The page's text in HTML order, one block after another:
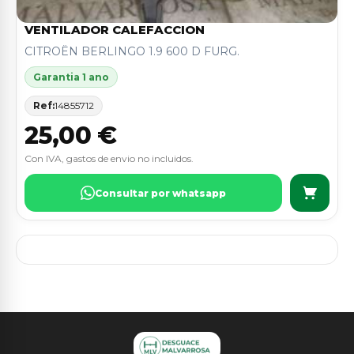
VENTILADOR CALEFACCION
CITROËN BERLINGO 1.9 600 D FURG.
Garantia 1 ano
Ref:14855712
25,00 €
Con IVA, gastos de envio no incluidos.
Consultar por whatsapp